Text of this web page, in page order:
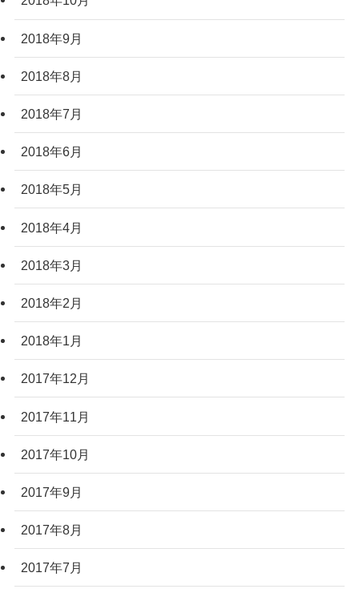
2018年9月
2018年8月
2018年7月
2018年6月
2018年5月
2018年4月
2018年3月
2018年2月
2018年1月
2017年12月
2017年11月
2017年10月
2017年9月
2017年8月
2017年7月